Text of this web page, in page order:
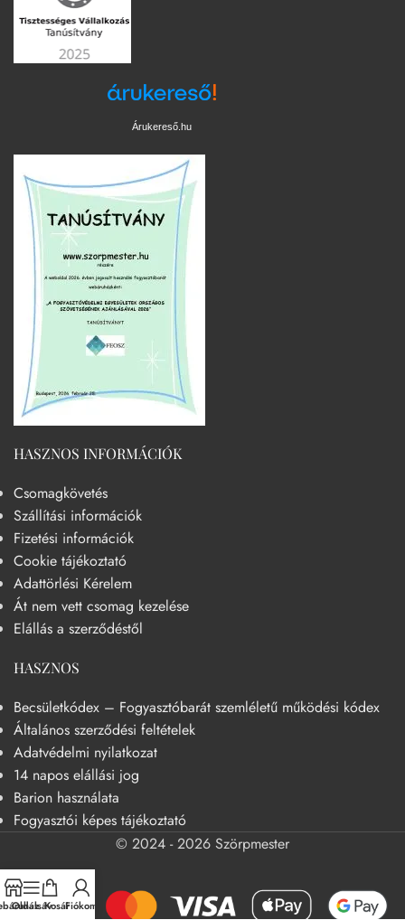
Árukereső.hu
HASZNOS INFORMÁCIÓK
Csomagkövetés
Szállítási információk
Fizetési információk
Cookie tájékoztató
Adattörlési Kérelem
Át nem vett csomag kezelése
Elállás a szerződéstől
HASZNOS
Becsületkódex – Fogyasztóbarát szemléletű működési kódex
Általános szerződési feltételek
Adatvédelmi nyilatkozat
14 napos elállási jog
Barion használata
Fogyasztói képes tájékoztató
© 2024 - 2026 Szörpmester
OldalsávKosárFiókom